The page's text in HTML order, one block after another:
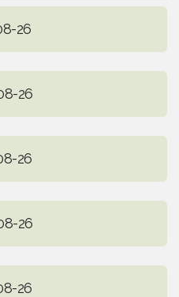
26
26
26
26
26